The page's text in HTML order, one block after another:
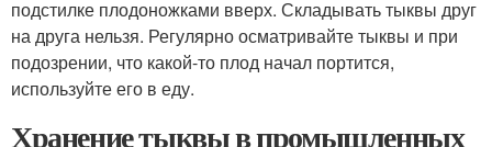
подстилке плодоножками вверх. Складывать тыквы друг
на друга нельзя. Регулярно осматривайте тыквы и при
подозрении, что какой-то плод начал портится,
используйте его в еду.
Хранение тыквы в промышленных